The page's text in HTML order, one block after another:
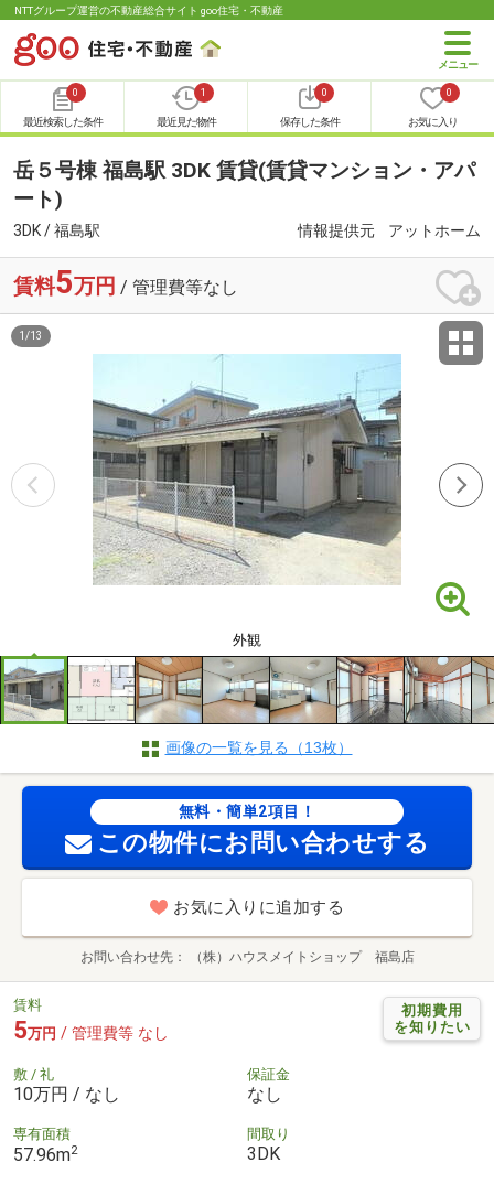
NTTグループ運営の不動産総合サイト goo住宅・不動産
0
最近検索した条件
1
最近見た物件
0
保存した条件
0
お気に入り
岳５号棟 福島駅 3DK 賃貸(賃貸マンション・アパ
ート)
3DK / 福島駅 情報提供元 アットホーム
賃料5万円 / 管理費等なし
外観
1 /13
画像の一覧を見る（13枚）
無料・簡単2項目！
この物件にお問い合わせする
お気に入りに追加する
お問い合わせ先 （株）ハウスメイトショップ 福島店
初期費用
を知りたい
賃料
5万円 / 管理費等 なし
敷 / 礼
10万円 / なし
保証金
なし
専有面積
57.96m2
間取り
3DK